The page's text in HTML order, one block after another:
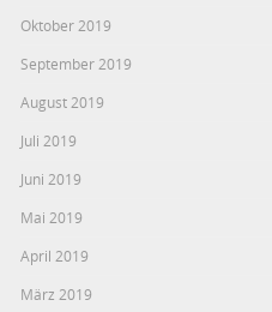
Oktober 2019
September 2019
August 2019
Juli 2019
Juni 2019
Mai 2019
April 2019
März 2019